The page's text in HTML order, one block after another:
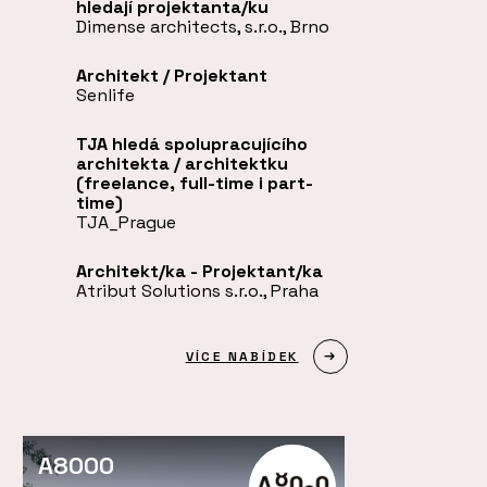
hledají projektanta/ku
Dimense architects, s.r.o., Brno
Architekt / Projektant
Senlife
TJA hledá spolupracujícího
architekta / architektku
(freelance, full-time i part-
time)
TJA_Prague
Architekt/ka - Projektant/ka
Atribut Solutions s.r.o., Praha
VÍCE NABÍDEK
A8000